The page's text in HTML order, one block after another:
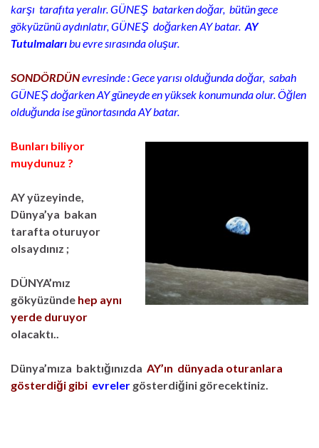
karşı tarafıta yeralır. GÜNEŞ batarken doğar, bütün gece
gökyüzünü aydınlatır, GÜNEŞ doğarken AY batar. AY
Tutulmalarıbu evre sırasında oluşur.
SONDÖRDÜNevresinde : Gece yarısı olduğunda doğar, sabah
GÜNEŞ doğarken AY güneyde en yüksek konumunda olur. Öğlen
olduğunda ise günortasında AY batar.
Bunları biliyor
muydunuz ?
AY yüzeyinde,
Dünya’ya bakan
tarafta oturuyor
olsaydınız ;
DÜNYA’mız
gökyüzünde hep aynı
yerde duruyor
olacaktı..
Dünya’mıza baktığınızda AY’ın dünyada oturanlara
gösterdiği gibi evreler gösterdiğini görecektiniz.